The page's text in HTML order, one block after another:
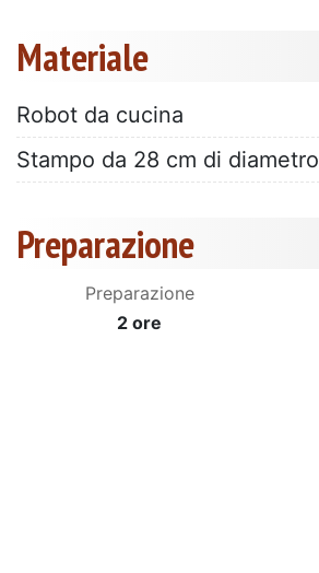
Materiale
Robot da cucina
Stampo da 28 cm di diametro
Preparazione
Preparazione
2 ore